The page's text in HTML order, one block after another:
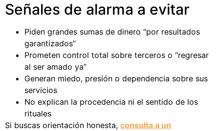
Señales de alarma a evitar
Piden grandes sumas de dinero “por resultados
garantizados”
Prometen control total sobre terceros o “regresar
al ser amado ya”
Generan miedo, presión o dependencia sobre sus
servicios
No explican la procedencia ni el sentido de los
rituales
Si buscas orientación honesta, consulta a un